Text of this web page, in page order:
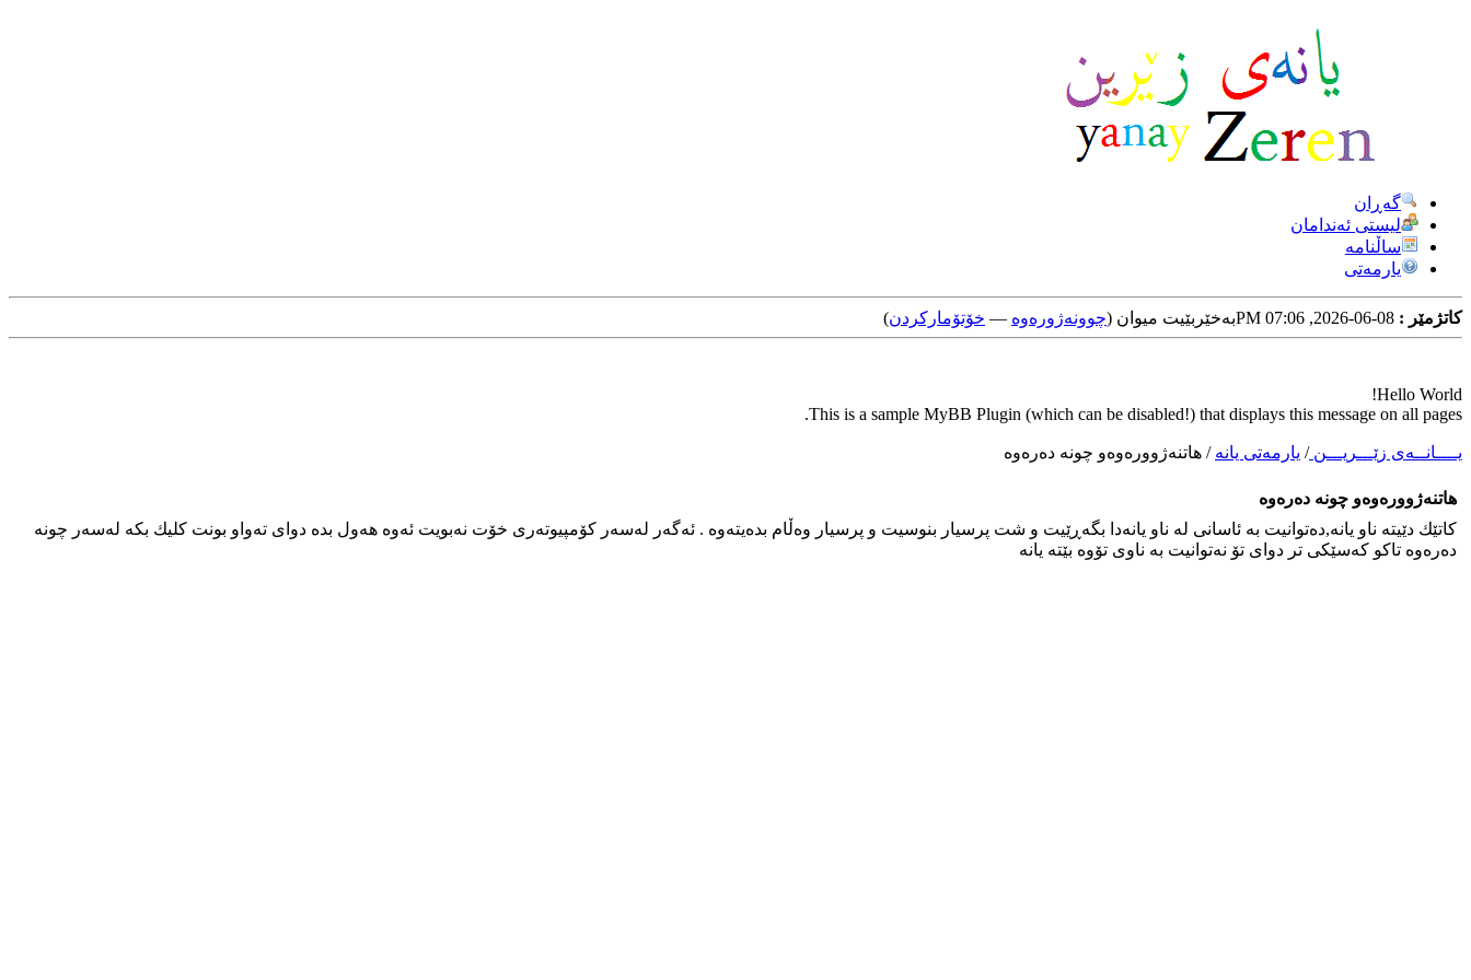
گه‌ڕان
لیستی ئه‌ندامان
ساڵنامه
یارمه‌تی
کاتژمێر : به‌خێربێیت میوان (چوونه‌ژوره‌وه‌ — خۆتۆمارکردن)
Hello World!
This is a sample MyBB Plugin (which can be disabled!) that displays this message on all pages.
یــــانــه‌ی زێـــریـــن/ یارمه‌تی یانه‌ / هاتنه‌ژووره‌وه‌و چونه‌ ده‌ره‌وه
هاتنه‌ژووره‌وه‌و چونه‌ ده‌ره‌وه
كاتێك دێیته‌ ناو یانه‌,ده‌توانیت به‌ ئاسانی له‌ ناو یانه‌دا بگه‌ڕێیت و شت پرسیار بنوسیت و پرسیار وه‌ڵام بده‌یته‌وه‌ . ئه‌گه‌ر له‌سه‌ر كۆمپیوته‌ری خۆت نه‌بویت ئه‌وه‌ هه‌ول بده‌ دوای ته‌واو بونت كلیك بكه‌ له‌سه‌ر چونه‌
ده‌ره‌وه‌ تاكو كه‌سێكی تر دوای تۆ نه‌توانیت به‌ ناوی تۆوه‌ بێته‌ یانه‌